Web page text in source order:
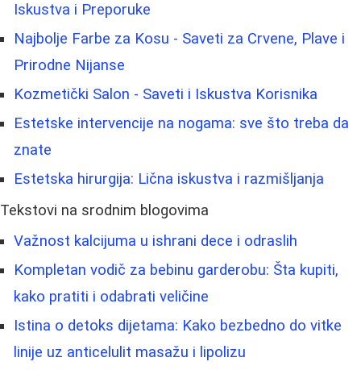
Iskustva i Preporuke
Najbolje Farbe za Kosu - Saveti za Crvene, Plave i
Prirodne Nijanse
Kozmetički Salon - Saveti i Iskustva Korisnika
Estetske intervencije na nogama: sve što treba da
znate
Estetska hirurgija: Lična iskustva i razmišljanja
Tekstovi na srodnim blogovima
Važnost kalcijuma u ishrani dece i odraslih
Kompletan vodič za bebinu garderobu: Šta kupiti,
kako pratiti i odabrati veličine
Istina o detoks dijetama: Kako bezbedno do vitke
linije uz anticelulit masažu i lipolizu